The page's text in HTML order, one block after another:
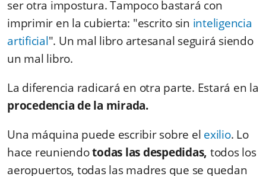
ser otra impostura. Tampoco bastará con
imprimir en la cubierta: "escrito sin inteligencia
artificial". Un mal libro artesanal seguirá siendo
un mal libro.
La diferencia radicará en otra parte. Estará en la
procedencia de la mirada.
Una máquina puede escribir sobre el exilio. Lo
hace reuniendotodas las despedidas, todos los
aeropuertos, todas las madres que se quedan